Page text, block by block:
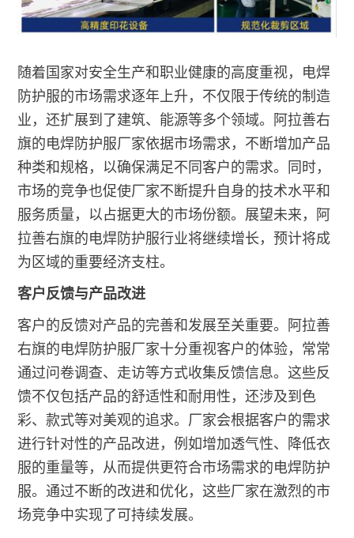
随着国家对安全生产和职业健康的高度重视，电焊
防护服的市场需求逐年上升，不仅限于传统的制造
业，还扩展到了建筑、能源等多个领域。阿拉善右
旗的电焊防护服厂家依据市场需求，不断增加产品
种类和规格，以确保满足不同客户的需求。同时，
市场的竞争也促使厂家不断提升自身的技术水平和
服务质量，以占据更大的市场份额。展望未来，阿
拉善右旗的电焊防护服行业将继续增长，预计将成
为区域的重要经济支柱。
客户反馈与产品改进
客户的反馈对产品的完善和发展至关重要。阿拉善
右旗的电焊防护服厂家十分重视客户的体验，常常
通过问卷调查、走访等方式收集反馈信息。这些反
馈不仅包括产品的舒适性和耐用性，还涉及到色
彩、款式等对美观的追求。厂家会根据客户的需求
进行针对性的产品改进，例如增加透气性、降低衣
服的重量等，从而提供更符合市场需求的电焊防护
服。通过不断的改进和优化，这些厂家在激烈的市
场竞争中实现了可持续发展。